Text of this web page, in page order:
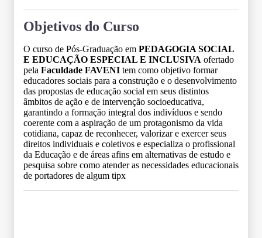
Objetivos do Curso
O curso de Pós-Graduação em PEDAGOGIA SOCIAL
E EDUCAÇÃO ESPECIAL E INCLUSIVA ofertado
pela Faculdade FAVENI tem como objetivo formar
educadores sociais para a construção e o desenvolvimento
das propostas de educação social em seus distintos
âmbitos de ação e de intervenção socioeducativa,
garantindo a formação integral dos indivíduos e sendo
coerente com a aspiração de um protagonismo da vida
cotidiana, capaz de reconhecer, valorizar e exercer seus
direitos individuais e coletivos e especializa o profissional
da Educação e de áreas afins em alternativas de estudo e
pesquisa sobre como atender as necessidades educacionais
de portadores de algum tipx